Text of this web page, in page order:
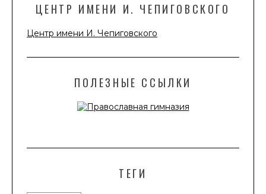
ЦЕНТР ИМЕНИ И. ЧЕПИГОВСКОГО
Центр имени И. Чепиговского
ПОЛЕЗНЫЕ ССЫЛКИ
ТЕГИ